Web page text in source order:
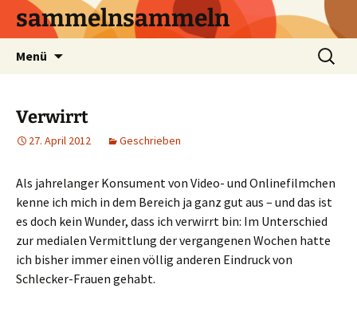
sammelnsammeln
Menü
Suchen
nach:
Verwirrt
27. April 2012 Geschrieben
Als jahrelanger Konsument von Video- und Onlinefilmchen
kenne ich mich in dem Bereich ja ganz gut aus – und das ist
es doch kein Wunder, dass ich verwirrt bin: Im Unterschied
zur medialen Vermittlung der vergangenen Wochen hatte
ich bisher immer einen völlig anderen Eindruck von
Schlecker-Frauen gehabt.